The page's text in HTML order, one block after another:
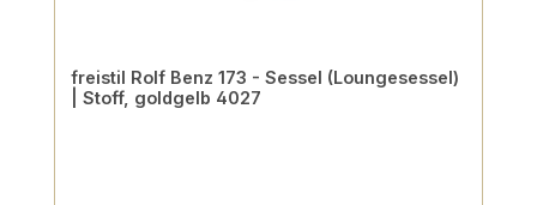
freistil Rolf Benz 173 - Sessel (Loungesessel)
| Stoff, goldgelb 4027